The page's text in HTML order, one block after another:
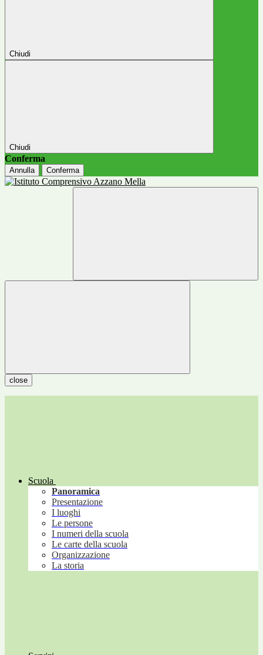
Chiudi
Chiudi
Conferma
Annulla Conferma
close
Scuola
Panoramica
Presentazione
I luoghi
Le persone
I numeri della scuola
Le carte della scuola
Organizzazione
La storia